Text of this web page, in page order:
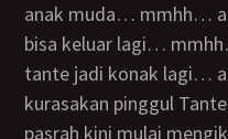
anak muda… mmhh…
bisa keluar lagi…
tante jadi konak lagi…
kurasakan pinggul
pasrah kini mulai